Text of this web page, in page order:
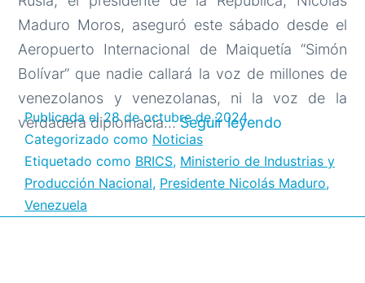
Maduro Moros, aseguró este sábado desde el
Aeropuerto Internacional de Maiquetía “Simón
Bolívar” que nadie callará la voz de millones de
venezolanos y venezolanas, ni la voz de la
verdadera diplomacia…Seguir leyendo
arribó
a
Venezuela
Publicada el28 de octubre de 2024
Categorizado como Noticias
Etiquetado como BRICS, Ministerio de Industrias y
Producción Nacional, Presidente Nicolás Maduro,
Venezuela